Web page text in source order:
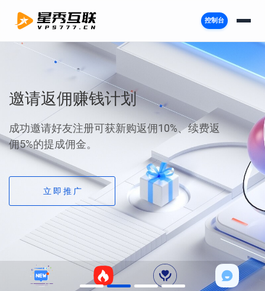
控制台
品牌建设，从一个域名开始！
挑选网站地址，注册专属域名 .com/.cn/.top等
首年特惠。
立 即 注 册